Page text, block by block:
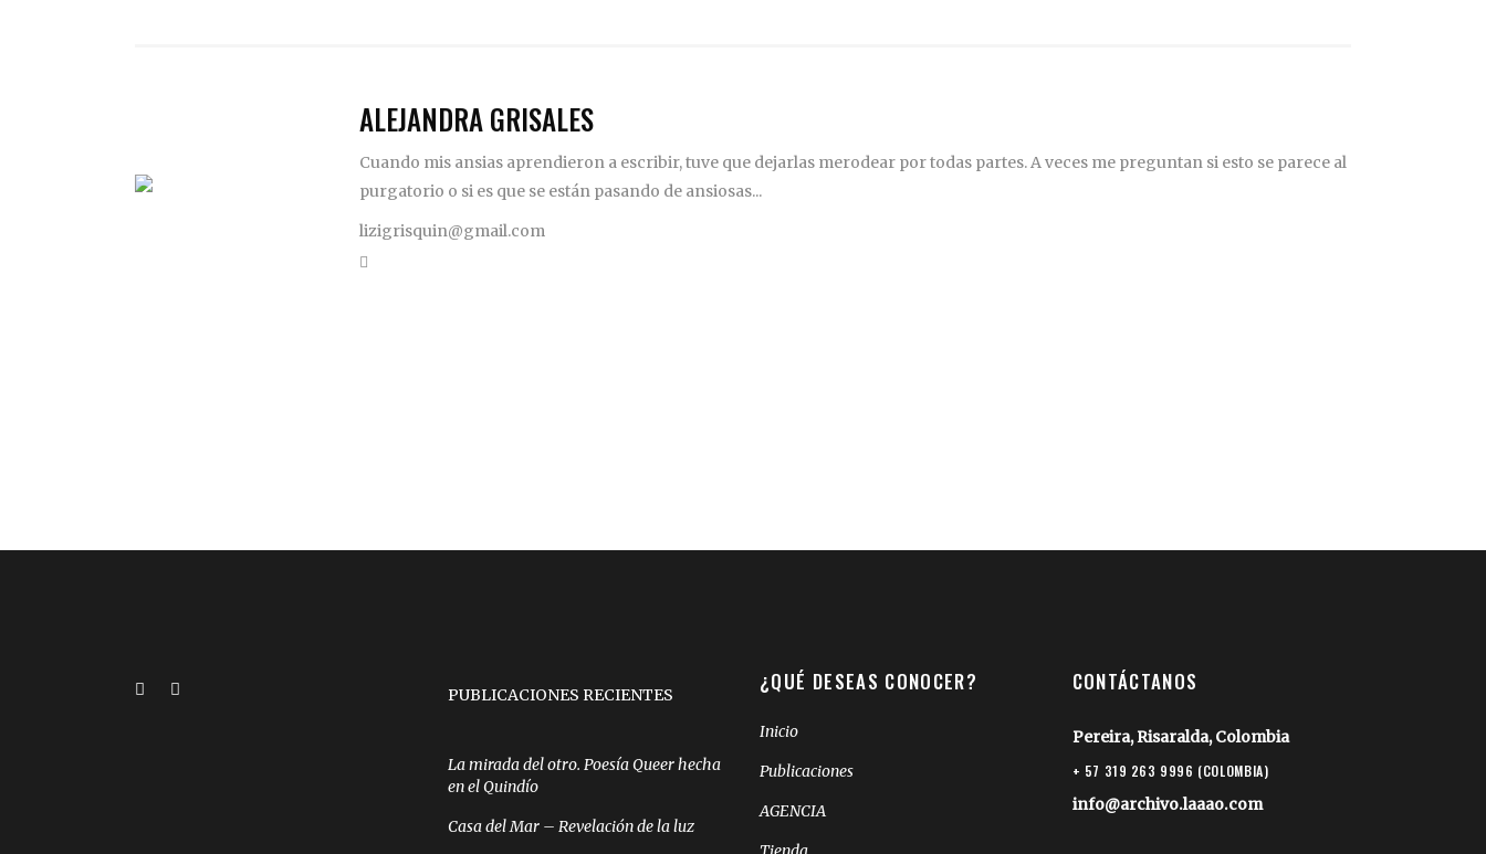
ALEJANDRA GRISALES
Cuando mis ansias aprendieron a escribir, tuve que dejarlas merodear por todas partes. A veces me preguntan si esto se parece al
purgatorio o si es que se están pasando de ansiosas...
lizigrisquin@gmail.com
PUBLICACIONES RECIENTES
La mirada del otro. Poesía Queer hecha
en el Quindío
Casa del Mar – Revelación de la luz
¿QUÉ DESEAS CONOCER?
Inicio
Publicaciones
AGENCIA
CONTÁCTANOS
Pereira, Risaralda, Colombia
+ 57 319 263 9996 (COLOMBIA)
info@archivo.laaao.com